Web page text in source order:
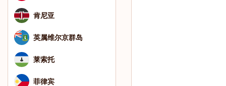
肯尼亚
英属维尔京群岛
莱索托
菲律宾